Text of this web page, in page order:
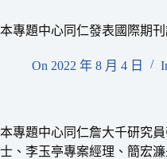
本專題中心同仁發表國際期
On 2022 年 8 月 4 日
本專題中心同仁詹大千研究
士、李玉亭專案經理、簡宏